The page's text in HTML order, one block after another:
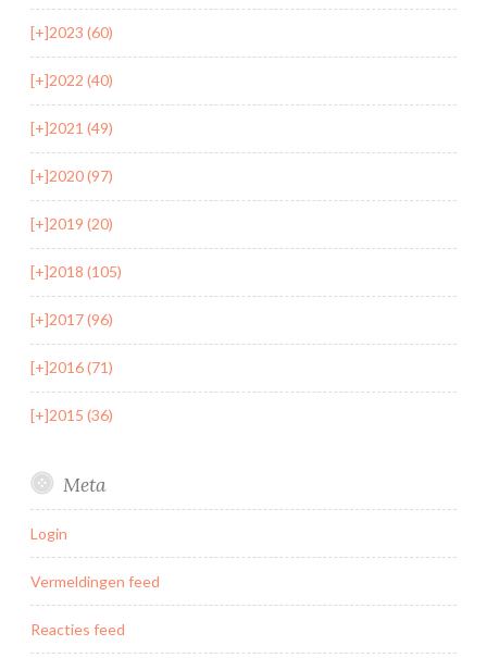
[+]2023 (60)
[+]2022 (40)
[+]2021 (49)
[+]2020 (97)
[+]2019 (20)
[+]2018 (105)
[+]2017 (96)
[+]2016 (71)
[+]2015 (36)
Meta
Login
Vermeldingen feed
Reacties feed